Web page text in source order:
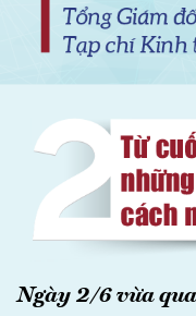
Ngày 2/6 vừa